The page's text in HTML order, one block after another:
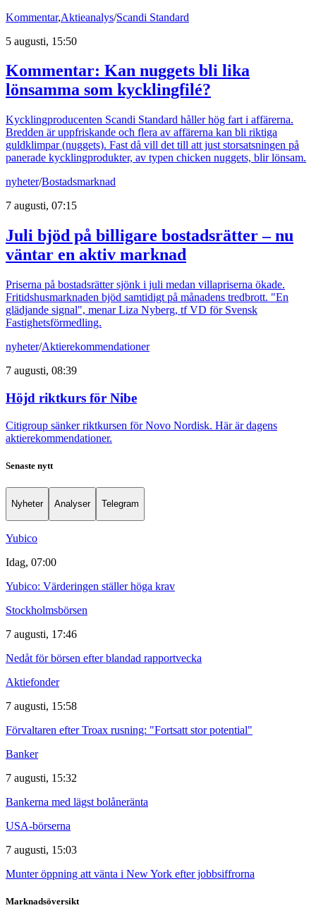
Kommentar,Aktieanalys/Scandi Standard
5 augusti, 15:50
Kommentar: Kan nuggets bli lika
lönsamma som kycklingfilé?
Kycklingproducenten Scandi Standard håller hög fart i affärerna.
Bredden är uppfriskande och flera av affärerna kan bli riktiga
guldklimpar (nuggets). Fast då vill det till att just storsatsningen på
panerade kycklingprodukter, av typen chicken nuggets, blir lönsam.
nyheter/Bostadsmarknad
7 augusti, 07:15
Juli bjöd på billigare bostadsrätter – nu
väntar en aktiv marknad
Priserna på bostadsrätter sjönk i juli medan villapriserna ökade.
Fritidshusmarknaden bjöd samtidigt på månadens tredbrott. "En
glädjande signal", menar Liza Nyberg, tf VD för Svensk
Fastighetsförmedling.
nyheter/Aktierekommendationer
7 augusti, 08:39
Höjd riktkurs för Nibe
Citigroup sänker riktkursen för Novo Nordisk. Här är dagens
aktierekommendationer.
Senaste nytt
Nyheter Analyser Telegram
Yubico
Idag, 07:00
Yubico: Värderingen ställer höga krav
Stockholmsbörsen
7 augusti, 17:46
Nedåt för börsen efter blandad rapportvecka
Aktiefonder
7 augusti, 15:58
Förvaltaren efter Troax rusning: "Fortsatt stor potential"
Banker
7 augusti, 15:32
Bankerna med lägst bolåneränta
USA-börserna
7 augusti, 15:03
Munter öppning att vänta i New York efter jobbsiffrorna
Marknadsöversikt